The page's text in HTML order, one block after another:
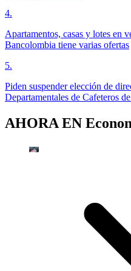
4.
Apartamentos, casas y lotes en
Bancolombia tiene varias ofertas
5.
Piden suspender elección de
Departamentales de Cafeteros
AHORA EN